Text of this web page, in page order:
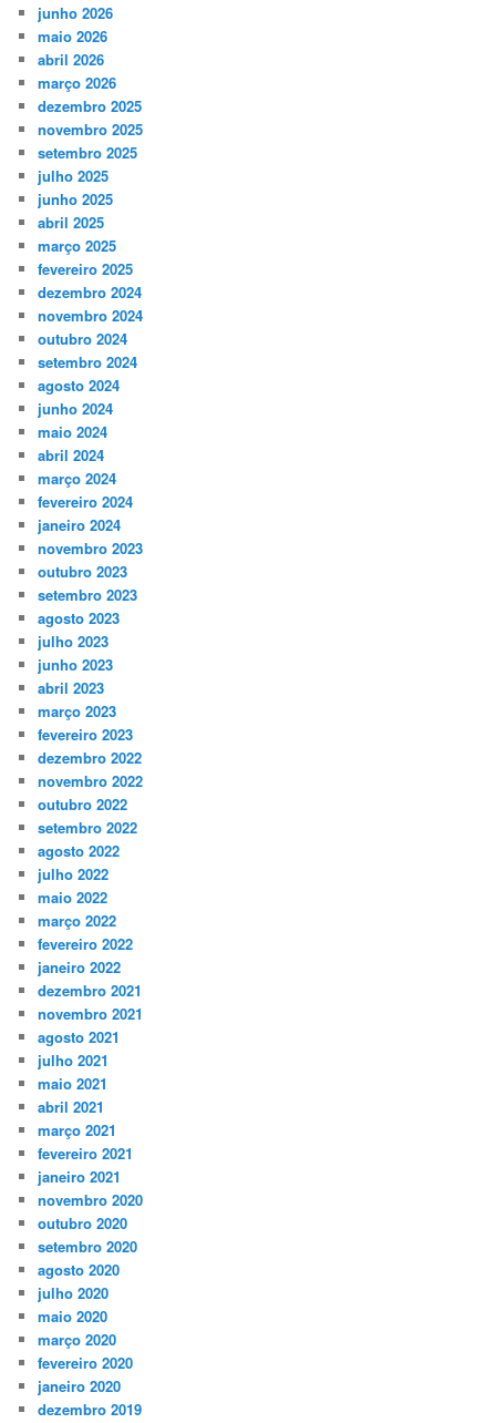
junho 2026
maio 2026
abril 2026
março 2026
dezembro 2025
novembro 2025
setembro 2025
julho 2025
junho 2025
abril 2025
março 2025
fevereiro 2025
dezembro 2024
novembro 2024
outubro 2024
setembro 2024
agosto 2024
junho 2024
maio 2024
abril 2024
março 2024
fevereiro 2024
janeiro 2024
novembro 2023
outubro 2023
setembro 2023
agosto 2023
julho 2023
junho 2023
abril 2023
março 2023
fevereiro 2023
dezembro 2022
novembro 2022
outubro 2022
setembro 2022
agosto 2022
julho 2022
maio 2022
março 2022
fevereiro 2022
janeiro 2022
dezembro 2021
novembro 2021
agosto 2021
julho 2021
maio 2021
abril 2021
março 2021
fevereiro 2021
janeiro 2021
novembro 2020
outubro 2020
setembro 2020
agosto 2020
julho 2020
maio 2020
março 2020
fevereiro 2020
janeiro 2020
dezembro 2019